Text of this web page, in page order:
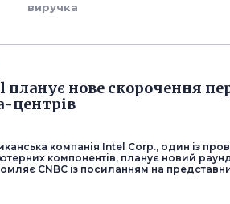
виручка
планує нове скорочення
центрів
компанія Intel Corp., один із
компонентів, планує новий
CNBC із посиланням на